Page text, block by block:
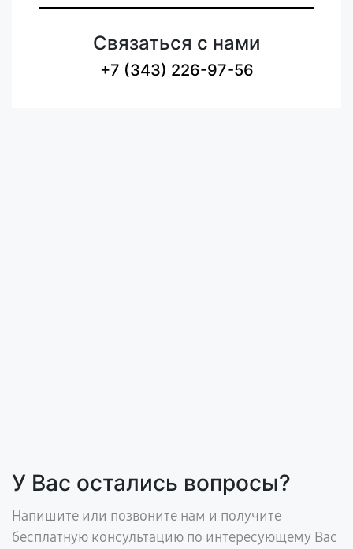
Связаться с нами
+7 (343) 226-97-56
У Вас остались вопросы?
Напишите или позвоните нам и получите
бесплатную консультацию по интересующему Вас